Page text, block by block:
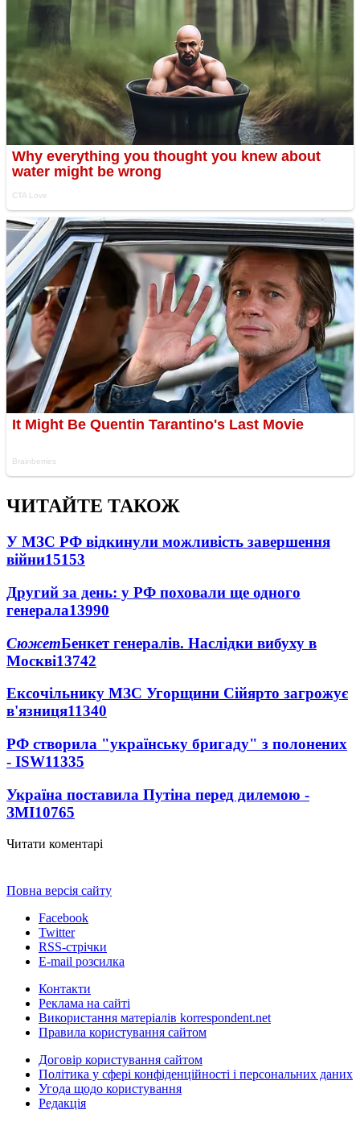
ЧИТАЙТЕ ТАКОЖ
У МЗС РФ відкинули можливість завершення
війни15153
Другий за день: у РФ поховали ще одного
генерала13990
СюжетБенкет генералів. Наслідки вибуху в
Москві13742
Ексочільнику МЗС Угорщини Сійярто загрожує
в'язниця11340
РФ створила "українську бригаду" з полонених
- ISW11335
Україна поставила Путіна перед дилемою -
ЗМІ10765
Читати коментарі
Повна версія сайту
Facebook
Twitter
RSS-стрічки
E-mail розсилка
Контакти
Реклама на сайті
Використання матеріалів korrespondent.net
Правила користування сайтом
Договір користування сайтом
Політика у сфері конфіденційності і персональних даних
Угода щодо користування
Редакція